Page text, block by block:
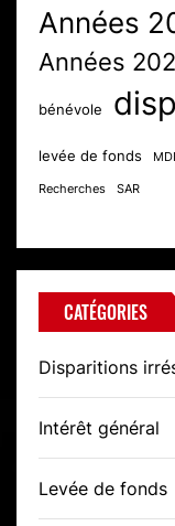
Années
Années
bénévole
levée de fonds
Recherches SAR
CATÉGORIES
Disparitions
Intérêt général
Levée de fonds